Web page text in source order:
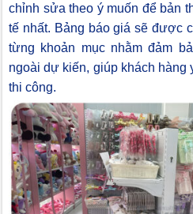
chỉnh sửa theo ý muốn để bản
tế nhất. Bảng báo giá sẽ được
từng khoản mục nhằm đảm
ngoài dự kiến, giúp khách hàng
thi công.